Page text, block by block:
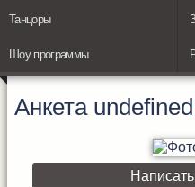
Танцоры
Шоу программы
Анкета undefined